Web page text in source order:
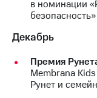
в номинации
Декабрь
Премия
Membrana
Рунет и